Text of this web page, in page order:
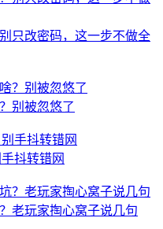
只改密码，这一步不做全
别被忽悠了
抖转错网
老玩家掏心窝子说几句